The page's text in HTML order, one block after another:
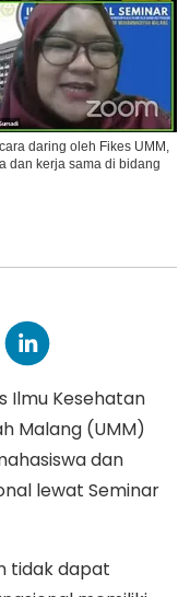
daring oleh Fikes UMM,
dan kerja sama di bidang
Ilmu Kesehatan
Malang (UMM)
dan
lewat Seminar
tidak dapat